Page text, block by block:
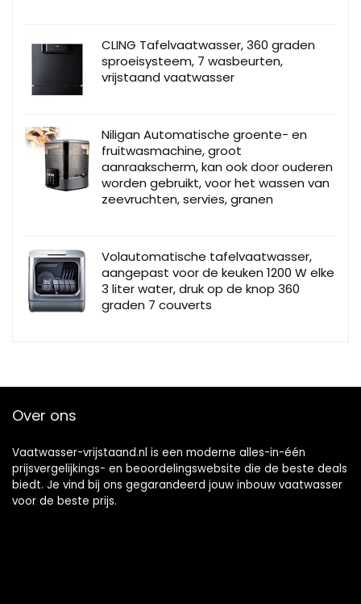
CLING Tafelvaatwasser, 360 graden
sproeisysteem, 7 wasbeurten,
vrijstaand vaatwasser
Niligan Automatische groente- en
fruitwasmachine, groot
aanraakscherm, kan ook door ouderen
worden gebruikt, voor het wassen van
zeevruchten, servies, granen
Volautomatische tafelvaatwasser,
aangepast voor de keuken 1200 W elke
3 liter water, druk op de knop 360
graden 7 couverts
Over ons
Vaatwasser-vrijstaand.nl is een moderne alles-in-één
prijsvergelijkings- en beoordelingswebsite die de beste deals
biedt. Je vind bij ons gegarandeerd jouw inbouw vaatwasser
voor de beste prijs.